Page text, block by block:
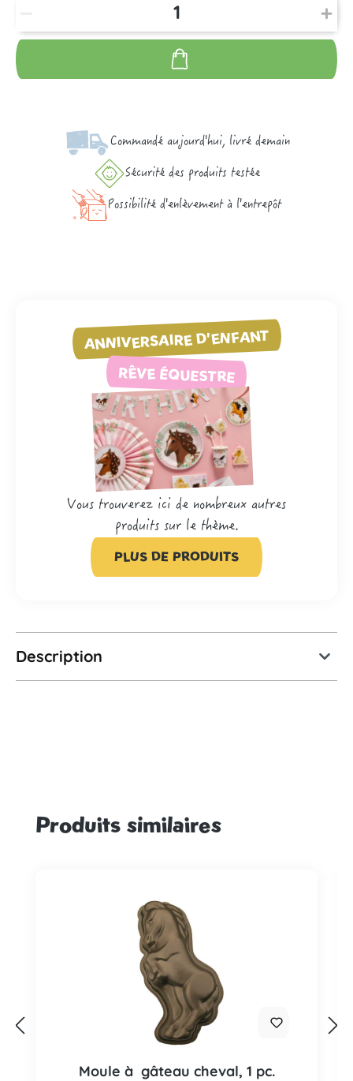
Commandé aujourd'hui, livré demain
Sécurité des produits testée
Possibilité d'enlèvement à l'entrepôt
ANNIVERSAIRE D'ENFANT
RÊVE ÉQUESTRE
Vous trouverez ici de nombreux autres
produits sur le thème.
PLUS DE PRODUITS
Description
Ignorer la galerie de produits
Produits similaires
Moule à gâteau cheval, 1 pc.